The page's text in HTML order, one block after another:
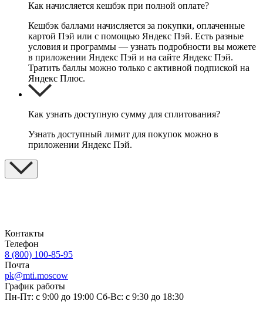
Как начисляется кешбэк при полной оплате?
Кешбэк баллами начисляется за покупки, оплаченные
картой Пэй или с помощью Яндекс Пэй. Есть разные
условия и программы — узнать подробности вы можете
в приложении Яндекс Пэй и на сайте Яндекс Пэй.
Тратить баллы можно только с активной подпиской на
Яндекс Плюс.
Как узнать доступную сумму для сплитования?
Узнать доступный лимит для покупок можно в
приложении Яндекс Пэй.
Контакты
Телефон
8 (800) 100-85-95
Почта
pk@mti.moscow
График работы
Пн-Пт: с 9:00 до 19:00 Сб-Вс: с 9:30 до 18:30